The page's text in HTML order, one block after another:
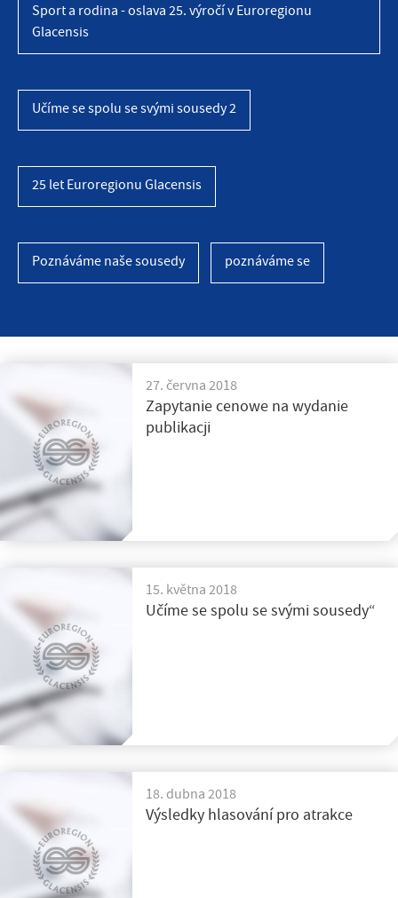
Sport a rodina - oslava 25. výročí v Euroregionu
Glacensis
Učíme se spolu se svými sousedy 2
25 let Euroregionu Glacensis
Poznáváme naše sousedy poznáváme se
27. června 2018
Zapytanie cenowe na wydanie
publikacji
15. května 2018
Učíme se spolu se svými sousedy“
18. dubna 2018
Výsledky hlasování pro atrakce